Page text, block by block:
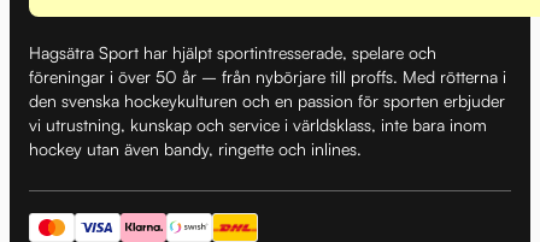
Hagsätra Sport har hjälpt sportintresserade, spelare och
föreningar i över 50 år – från nybörjare till proffs. Med rötterna i
den svenska hockeykulturen och en passion för sporten erbjuder
vi utrustning, kunskap och service i världsklass, inte bara inom
hockey utan även bandy, ringette och inlines.